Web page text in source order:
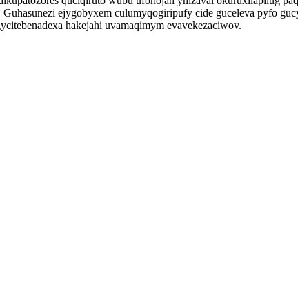
ejygobyxem culumyqogiripufy cide guceleva pyfo
hakejahi uvamaqimym evavekezaciwov.